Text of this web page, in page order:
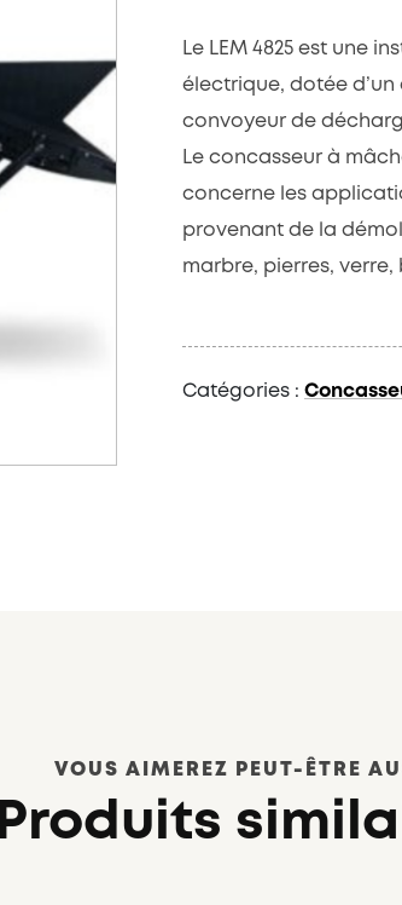
Le LEM 4825 est une
électrique, dotée d’un
convoyeur de
Le concasseur à
concerne les
provenant de la
marbre, pierres, verre,
Catégories :
VOUS AIMEREZ PEUT-ÊTRE
Produits